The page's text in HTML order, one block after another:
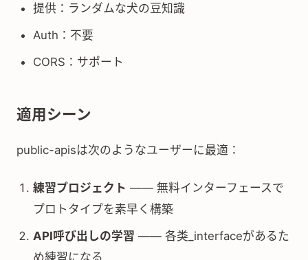
提供：ランダムな犬の豆知識
Auth：不要
CORS：サポート
適用シーン
public-apisは次のようなユーザーに最適：
練習プロジェクト —— 無料インターフェースで
プロトタイプを素早く構築
API呼び出しの学習 —— 各类_interfaceがあるた
め練習になる